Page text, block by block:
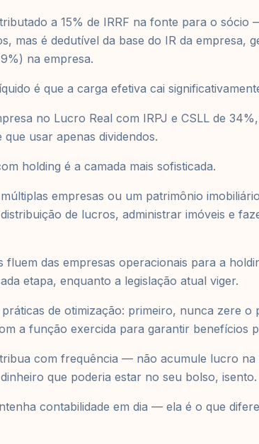
a 15% de IRRF na fonte para o
mas é dedutível da base do IR da empresa,
na empresa.
é que a carga efetiva cai
no Lucro Real com IRPJ e CSLL de
que usar apenas dividendos.
holding é a camada mais sofisticada.
empresas ou um patrimônio
de lucros, administrar imóveis e
fluem das empresas operacionais para a
etapa, enquanto a legislação atual viger.
de otimização: primeiro, nunca zere
a função exercida para garantir benefícios
com frequência — não acumule lucro na
que poderia estar no seu bolso, isento.
contabilidade em dia — ela é o que